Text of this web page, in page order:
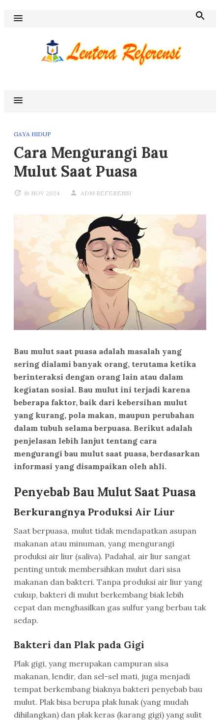
Skip
GAYA HIDUP
Cara Mengurangi Bau
Mulut Saat Puasa
16 NOV 2024 ADM REFERENSI
Bau mulut saat puasa adalah masalah yang
sering dialami banyak orang, terutama ketika
berinteraksi dengan orang lain atau dalam
kegiatan sosial. Bau mulut ini terjadi karena
beberapa faktor, baik dari kebersihan mulut
yang kurang, pola makan, maupun perubahan
dalam tubuh selama berpuasa. Berikut adalah
penjelasan lebih lanjut tentang cara
mengurangi bau mulut saat puasa, berdasarkan
informasi yang disampaikan oleh ahli.
Penyebab Bau Mulut Saat Puasa
Berkurangnya Produksi Air Liur
Saat berpuasa, mulut tidak mendapatkan asupan
makanan atau minuman, yang mengurangi
produksi air liur (saliva). Padahal, air liur sangat
penting untuk membersihkan mulut dari sisa
makanan dan bakteri. Tanpa produksi air liur yang
cukup, bakteri di mulut berkembang biak lebih
cepat dan menghasilkan gas sulfur yang berbau tak
sedap.
Bakteri dan Plak pada Gigi
Plak gigi, yang merupakan campuran sisa
makanan, lendir, dan sel-sel mati, juga menjadi
tempat berkembang biaknya bakteri penyebab bau
mulut. Plak bisa berupa plak lunak (yang mudah
dihilangkan) dan plak keras (karang gigi) yang sulit